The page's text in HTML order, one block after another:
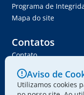
Programa de
Mapa do site
Contatos
Contato
Ser Fornecedor
Envie seu projeto
Aviso de
Utilizamos cookies